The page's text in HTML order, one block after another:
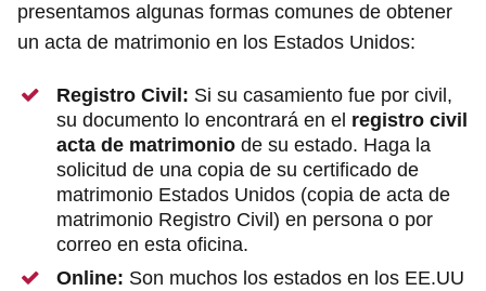
presentamos algunas formas comunes de obtener
un acta de matrimonio en los Estados Unidos:
Registro Civil: Si su casamiento fue por civil,
su documento lo encontrará en el registro civil
acta de matrimonio de su estado. Haga la
solicitud de una copia de su certificado de
matrimonio Estados Unidos (copia de acta de
matrimonio Registro Civil) en persona o por
correo en esta oficina.
Online: Son muchos los estados en los EE.UU